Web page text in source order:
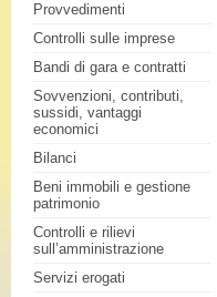
Provvedimenti
Controlli sulle imprese
Bandi di gara e contratti
Sovvenzioni, contributi,
sussidi, vantaggi
economici
Bilanci
Beni immobili e gestione
patrimonio
Controlli e rilievi
sull’amministrazione
Servizi erogati